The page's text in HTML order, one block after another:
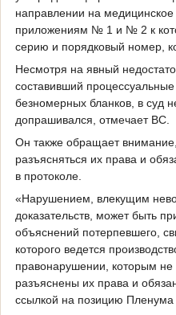
направлении на медицинское
приложениям № 1 и № 2 к
серию и порядковый номер,
Несмотря на явный
составивший
безномерных бланков, в суд
допрашивался, отмечает ВС.
Он также обращает
разъясняться их права и
в протоколе.
«Нарушением, влекущим
доказательств, может быть
объяснений потерпевшего,
которого ведется
правонарушении, которым
разъяснены их права и
ссылкой на позицию